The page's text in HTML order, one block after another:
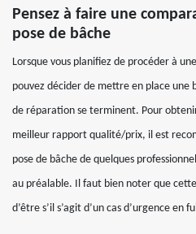
Pensez à faire une
pose de bâche
Lorsque vous planifiez de procéder à
pouvez décider de mettre en place une
de réparation se terminent. Pour
meilleur rapport qualité/prix, il est
pose de bâche de quelques
au préalable. Il faut bien noter que cette
d’être s’il s’agit d’un cas d’urgence en